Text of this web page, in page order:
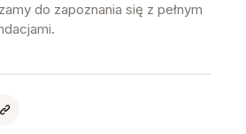
do zapoznania się z pełnym